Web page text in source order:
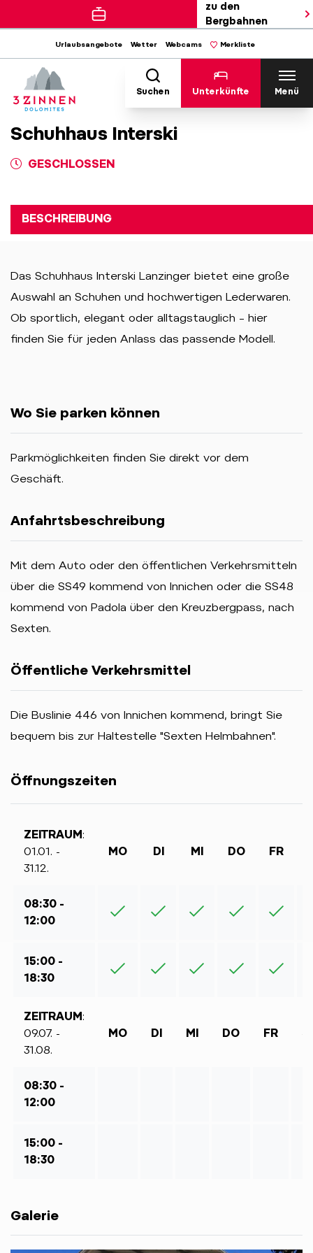
zu den
Bergbahnen
Urlaubsangebote Wetter Webcams Merkliste
Suchen Unterkünfte Menü
Schuhhaus Interski
GESCHLOSSEN
BESCHREIBUNG
Das Schuhhaus Interski Lanzinger bietet eine große
Auswahl an Schuhen und hochwertigen Lederwaren.
Ob sportlich, elegant oder alltagstauglich – hier
finden Sie für jeden Anlass das passende Modell.
Wo Sie parken können
Parkmöglichkeiten finden Sie direkt vor dem
Geschäft.
Anfahrtsbeschreibung
Mit dem Auto oder den öffentlichen Verkehrsmitteln
über die SS49 kommend von Innichen oder die SS48
kommend von Padola über den Kreuzbergpass, nach
Sexten.
Öffentliche Verkehrsmittel
Die Buslinie 446 von Innichen kommend, bringt Sie
bequem bis zur Haltestelle "Sexten Helmbahnen".
Öffnungszeiten
ZEITRAUM:
01.01. -
31.12.
MO DI MI DO FR
08:30 -
12:00
15:00 -
18:30
ZEITRAUM:
09.07. -
31.08.
MO DI MI DO FR
08:30 -
12:00
15:00 -
18:30
Galerie